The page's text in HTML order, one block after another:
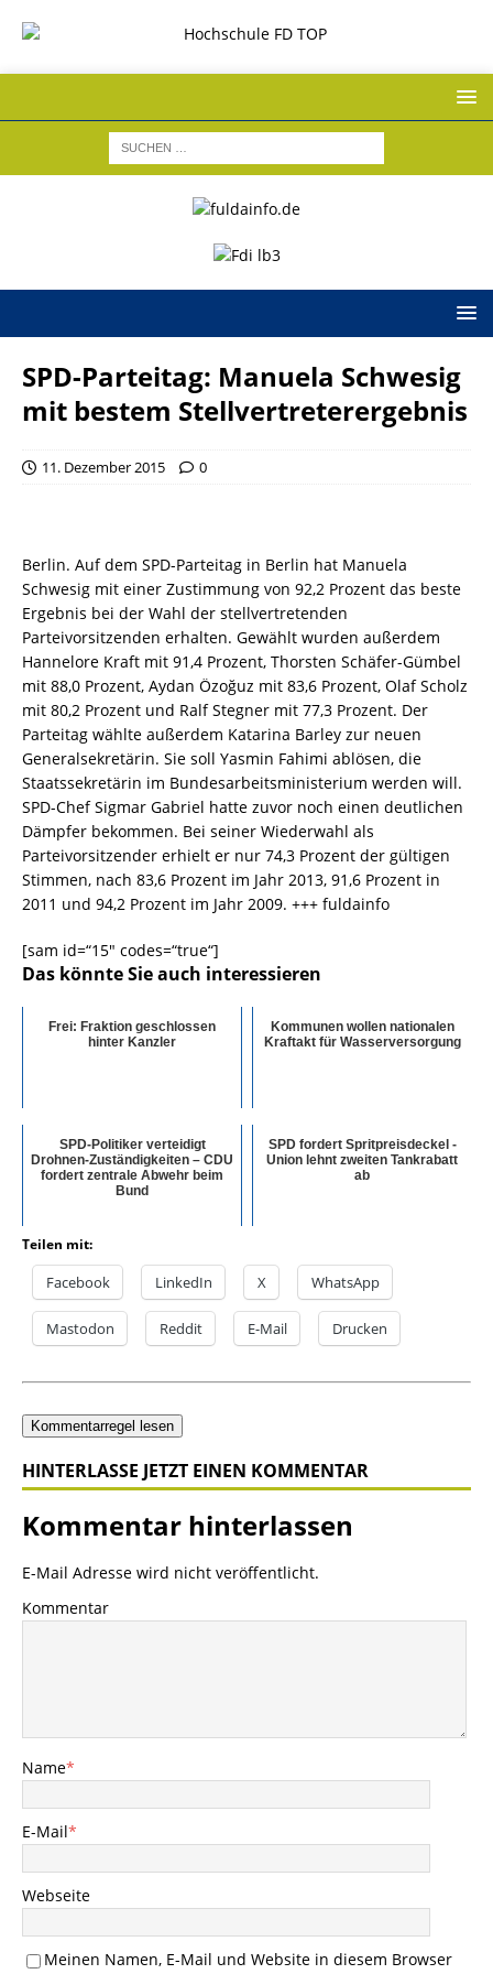
SPD-Parteitag: Manuela Schwesig
mit bestem Stellvertreterergebnis
11. Dezember 2015 0
Berlin. Auf dem SPD-Parteitag in Berlin hat Manuela
Schwesig mit einer Zustimmung von 92,2 Prozent das beste
Ergebnis bei der Wahl der stellvertretenden
Parteivorsitzenden erhalten. Gewählt wurden außerdem
Hannelore Kraft mit 91,4 Prozent, Thorsten Schäfer-Gümbel
mit 88,0 Prozent, Aydan Özoğuz mit 83,6 Prozent, Olaf Scholz
mit 80,2 Prozent und Ralf Stegner mit 77,3 Prozent. Der
Parteitag wählte außerdem Katarina Barley zur neuen
Generalsekretärin. Sie soll Yasmin Fahimi ablösen, die
Staatssekretärin im Bundesarbeitsministerium werden will.
SPD-Chef Sigmar Gabriel hatte zuvor noch einen deutlichen
Dämpfer bekommen. Bei seiner Wiederwahl als
Parteivorsitzender erhielt er nur 74,3 Prozent der gültigen
Stimmen, nach 83,6 Prozent im Jahr 2013, 91,6 Prozent in
2011 und 94,2 Prozent im Jahr 2009. +++ fuldainfo
[sam id=“15″ codes=“true“]
Das könnte Sie auch interessieren
Frei: Fraktion geschlossen
hinter Kanzler
Kommunen wollen nationalen
Kraftakt für Wasserversorgung
SPD-Politiker verteidigt
Drohnen-Zuständigkeiten – CDU
fordert zentrale Abwehr beim
Bund
SPD fordert Spritpreisdeckel -
Union lehnt zweiten Tankrabatt
ab
Teilen mit:
Facebook LinkedIn X WhatsApp
Mastodon Reddit E-Mail Drucken
Kommentarregel lesen
HINTERLASSE JETZT EINEN KOMMENTAR
Kommentar hinterlassen
E-Mail Adresse wird nicht veröffentlicht.
Kommentar
Name*
E-Mail*
Webseite
Meinen Namen, E-Mail und Website in diesem Browser